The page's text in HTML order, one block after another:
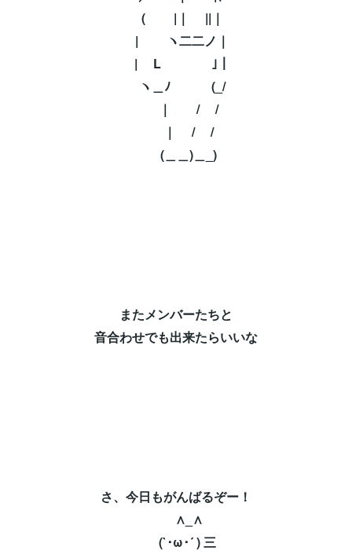
( |｜ ||｜⁡
| ヽ二二ノ｜⁡
| L ｣｜⁡
ヽ＿ﾉ (_/⁡
｜ / /⁡
｜ / /⁡
(＿＿)＿_)⁡
またメンバーたちと⁡
音合わせでも出来たらいいな⁡
さ、今日もがんばるぞー！⁡
∧_∧ ⁡
(`･ω･´ ) 三 ⁡